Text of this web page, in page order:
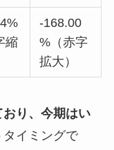
縮
-168.00
%（赤字
拡大）
り、今期はい
タイミングで